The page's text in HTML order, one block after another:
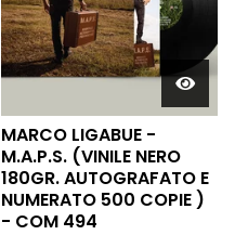
MARCO LIGABUE -
M.A.P.S. (VINILE NERO
180GR. AUTOGRAFATO E
NUMERATO 500 COPIE )
- COM 494